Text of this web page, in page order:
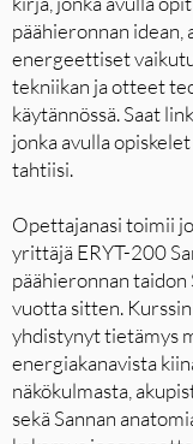
päähieronnan idean,
energeettiset
tekniikan ja otteet
käytännössä. Saat
jonka avulla
tahtiisi.
Opettajanasi toimii
yrittäjä ERYT-200
päähieronnan taidon
vuotta sitten.
yhdistynyt tietämys
energiakanavista
näkökulmasta,
sekä Sannan